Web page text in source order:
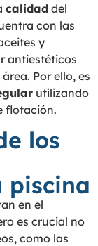
calidad del
con las
y
antiestéticos
Por ello, es
utilizando
flotación.
los
piscina
en el
es crucial no
como las